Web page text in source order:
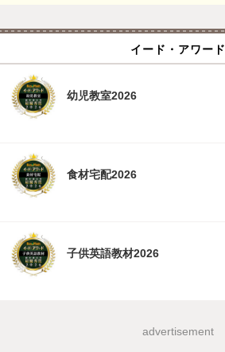
イード・アワード
幼児教室2026
食材宅配2026
子供英語教材2026
advertisement